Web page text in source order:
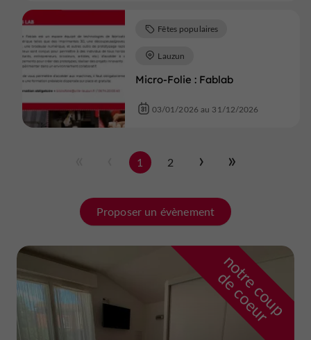
Micro-Folie : Fablab
Fêtes populaires
Lauzun
03/01/2026 au 31/12/2026
1 2
Proposer un évènement
n
o
t
r
e
c
o
u
p
d
e
c
o
e
u
r